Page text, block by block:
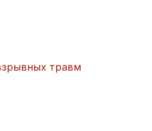
травм